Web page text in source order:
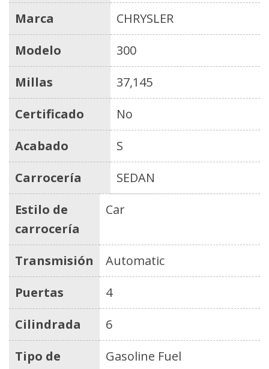
Marca
CHRYSLER
Modelo
300
Millas
37,145
Certificado
No
Acabado
S
Carrocería
SEDAN
Estilo de
carrocería
Car
Transmisión
Automatic
Puertas
4
Cilindrada
6
Tipo de
Gasoline Fuel